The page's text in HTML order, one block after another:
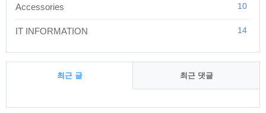
Accessories 10
IT INFORMATION 14
최근 글 최근 댓글
최